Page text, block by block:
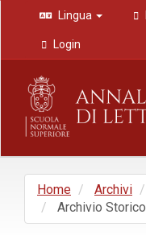
Navigazione
principale
Contenuto
principale
Barra
laterale
Lingua
Login
Home Archivi
Archivio Storico